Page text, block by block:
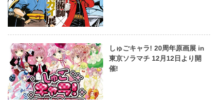
しゅごキャラ! 20周年原画展 in
東京ソラマチ 12月12日より開
催!